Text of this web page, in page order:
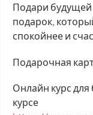
Подари
подарок,
спокойнее и
Подарочная
Онлайн курс
курсе